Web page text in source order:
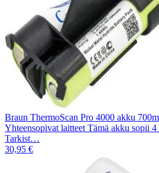
Braun ThermoScan Pro 4000 akku
Yhteensopivat laitteet Tämä akku sopii
Tarkist…
30,95 €